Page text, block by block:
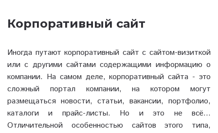
Корпоративный сайт
Иногда путают корпоративный сайт с сайтом-визиткой
или с другими сайтами содержащими информацию о
компании. На самом деле, корпоративный сайта - это
сложный портал компании, на котором могут
размещаться новости, статьи, вакансии, портфолио,
каталоги и прайс-листы. Но и это не всё...
Отличительной особенностью сайтов этого типа,